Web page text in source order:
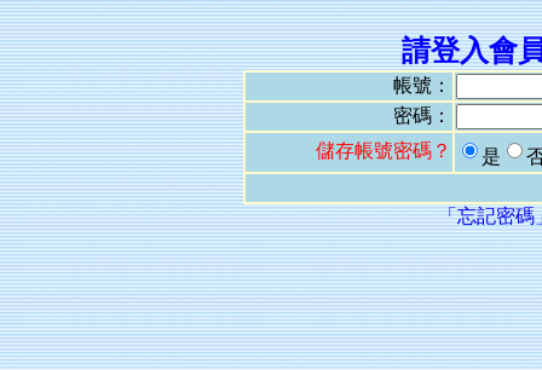
請登入會
帳號：
密碼：
儲存帳號密碼？
是
「忘記密碼